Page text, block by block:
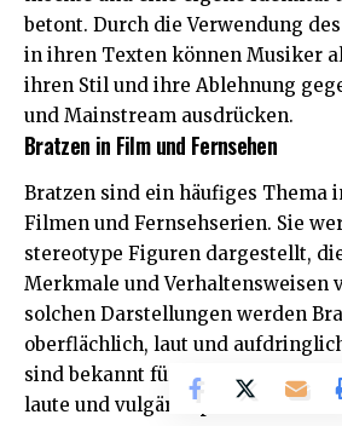
betont. Durch die Verwendung
in ihren Texten können Musiker
ihren Stil und ihre Ablehnung
und Mainstream ausdrücken.
Bratzen in Film und Fernsehen
Bratzen sind ein häufiges Thema
Filmen und Fernsehserien. Sie
stereotype Figuren dargestellt,
Merkmale und Verhaltensweisen
solchen Darstellungen werden
oberflächlich, laut und
sind bekannt für ihren auffälligen
laute und vulgäre Sprache und ihr